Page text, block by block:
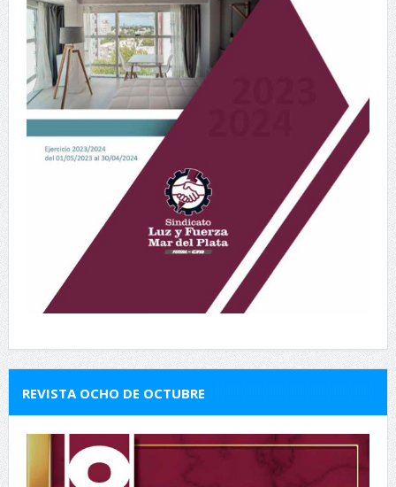
REVISTA OCHO DE OCTUBRE